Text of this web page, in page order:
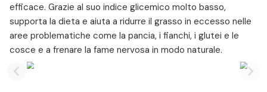
efficace. Grazie al suo indice glicemico molto basso,
supporta la dieta e aiuta a ridurre il grasso in eccesso nelle
aree problematiche come la pancia, i fianchi, i glutei e le
cosce e a frenare la fame nervosa in modo naturale.
Previous slide